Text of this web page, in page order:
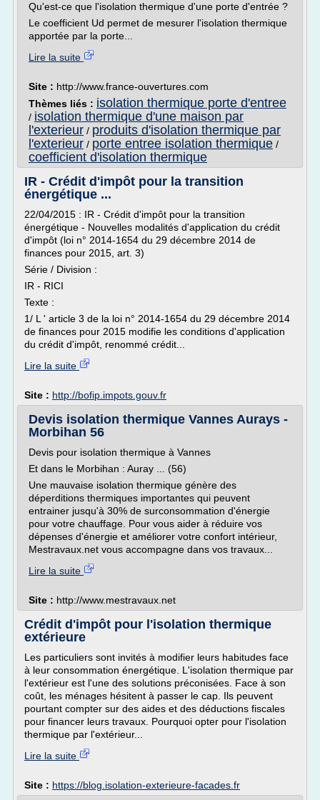
Qu'est-ce que l'isolation thermique d'une porte d'entrée ?
Le coefficient Ud permet de mesurer l'isolation thermique
apportée par la porte...
Lire la suite
Site : http://www.france-ouvertures.com
Thèmes liés : isolation thermique porte d'entree
/ isolation thermique d'une maison par
l'exterieur / produits d'isolation thermique par
l'exterieur / porte entree isolation thermique /
coefficient d'isolation thermique
IR - Crédit d'impôt pour la transition
énergétique ...
22/04/2015 : IR - Crédit d'impôt pour la transition
énergétique - Nouvelles modalités d'application du crédit
d'impôt (loi n° 2014-1654 du 29 décembre 2014 de
finances pour 2015, art. 3)
Série / Division :
IR - RICI
Texte :
1/ L ' article 3 de la loi n° 2014-1654 du 29 décembre 2014
de finances pour 2015 modifie les conditions d'application
du crédit d'impôt, renommé crédit...
Lire la suite
Site : http://bofip.impots.gouv.fr
Devis isolation thermique Vannes Aurays -
Morbihan 56
Devis pour isolation thermique à Vannes
Et dans le Morbihan : Auray ... (56)
Une mauvaise isolation thermique génère des
déperditions thermiques importantes qui peuvent
entrainer jusqu'à 30% de surconsommation d'énergie
pour votre chauffage. Pour vous aider à réduire vos
dépenses d'énergie et améliorer votre confort intérieur,
Mestravaux.net vous accompagne dans vos travaux...
Lire la suite
Site : http://www.mestravaux.net
Crédit d'impôt pour l'isolation thermique
extérieure
Les particuliers sont invités à modifier leurs habitudes face
à leur consommation énergétique. L'isolation thermique par
l'extérieur est l'une des solutions préconisées. Face à son
coût, les ménages hésitent à passer le cap. Ils peuvent
pourtant compter sur des aides et des déductions fiscales
pour financer leurs travaux. Pourquoi opter pour l'isolation
thermique par l'extérieur...
Lire la suite
Site : https://blog.isolation-exterieure-facades.fr